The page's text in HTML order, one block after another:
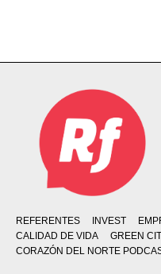
REFERENTES INVEST
CALIDAD DE VIDA
GREEN
CORAZÓN DEL NORTE